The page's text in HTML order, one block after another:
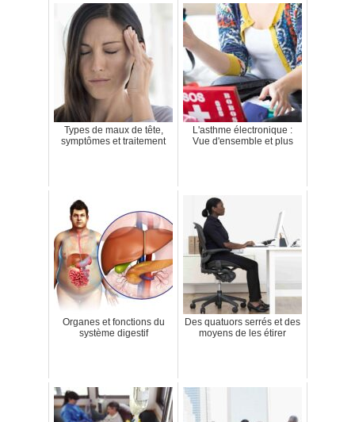
Types de maux de tête,
symptômes et traitement
L'asthme électronique :
Vue d'ensemble et plus
Organes et fonctions du
système digestif
Des quatuors serrés et des
moyens de les étirer